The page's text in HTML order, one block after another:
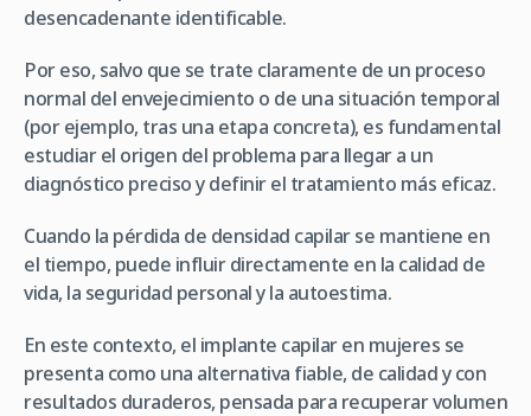
desencadenante identificable.
Por eso, salvo que se trate claramente de un proceso
normal del envejecimiento o de una situación temporal
(por ejemplo, tras una etapa concreta), es fundamental
estudiar el origen del problema para llegar a un
diagnóstico preciso y definir el tratamiento más eficaz.
Cuando la pérdida de densidad capilar se mantiene en
el tiempo, puede influir directamente en la calidad de
vida, la seguridad personal y la autoestima.
En este contexto, el implante capilar en mujeres se
presenta como una alternativa fiable, de calidad y con
resultados duraderos, pensada para recuperar volumen